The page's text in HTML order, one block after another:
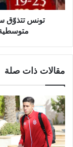
مقالات ذات صلة